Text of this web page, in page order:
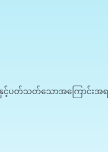
ာများနှင့်ပတ်သတ်သောအကြော